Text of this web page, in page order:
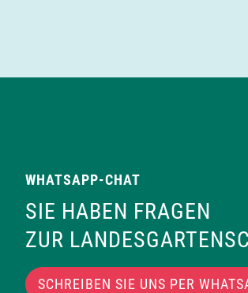
WHATSAPP-CHAT
SIE HABEN FRAGEN
ZUR
SCHREIBEN SIE UNS PER